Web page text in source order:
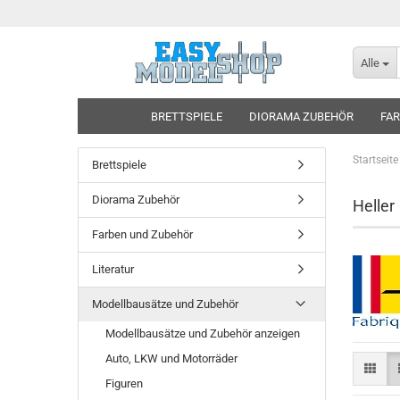
Alle
BRETTSPIELE DIORAMA ZUBEHÖR
Startseite
Heller
Brettspiele
Diorama Zubehör
Farben und Zubehör
Literatur
Modellbausätze und Zubehör
Modellbausätze und Zubehör anzeigen
Auto, LKW und Motorräder
Figuren